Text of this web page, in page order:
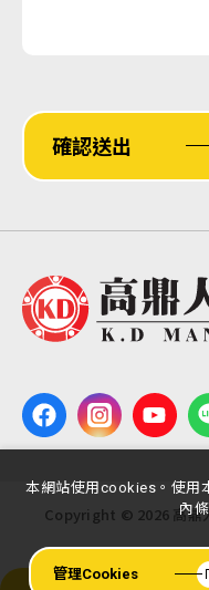
確認送出
Copyright © 2026 高鼎
本網站使用cookies。使用
內
管理Cookies